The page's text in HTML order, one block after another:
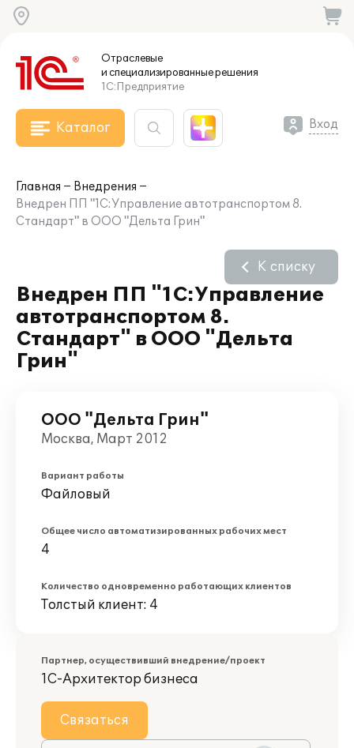
Отраслевые
и специализированныерешения
1С:Предприятие
Каталог Вход
Главная
Внедрения
Внедрен ПП "1С:Управление автотранспортом 8.
Стандарт" в ООО "Дельта Грин"
Внедрен ПП "1С:Управление
автотранспортом 8.
Стандарт" в ООО "Дельта
Грин"
К списку
ООО "Дельта Грин"
Москва, Март 2012
Вариант работы
Файловый
Общее число автоматизированных рабочих мест
4
Количество одновременно работающих клиентов
Толстый клиент: 4
Партнер, осуществивший внедрение/проект
1С-Архитектор бизнеса
Связаться